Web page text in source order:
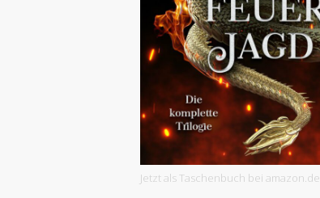
Jetzt als Taschenbuch bei amazon.de